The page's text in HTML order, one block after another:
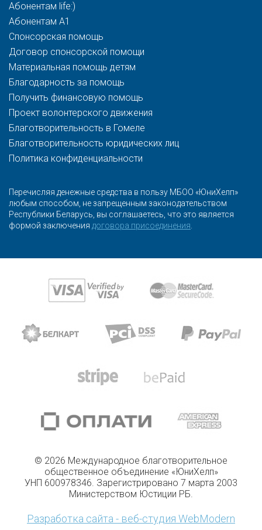
Абонентам life:)
Абонентам A1
Спонсорская помощь
Договор спонсорской помощи
Материальная помощь детям
Благодарность за помощь
Получить финансовую помощь
Проект волонтерского движения
Благотворительность в Гомеле
Благотворительность юридических лиц
Политика конфиденциальности
Перечисляя денежные средства в пользу МБОО «ЮниХелп»
любым способом, не запрещенным законодательством
Республики Беларусь, вы соглашаетесь, что это является
формой заключения договора присоединения
© 2026 Международное благотворительное
общественное объединение «ЮниХелп»
УНП 600978346. Зарегистрировано 7 марта 2003
Министерством Юстиции РБ.
Разработка сайта - веб-студия WebModern